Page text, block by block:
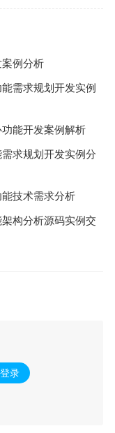
例分析
需求规划开发实例
能开发案例解析
求规划开发实例分
技术需求分析
构分析源码实例交
登录 。